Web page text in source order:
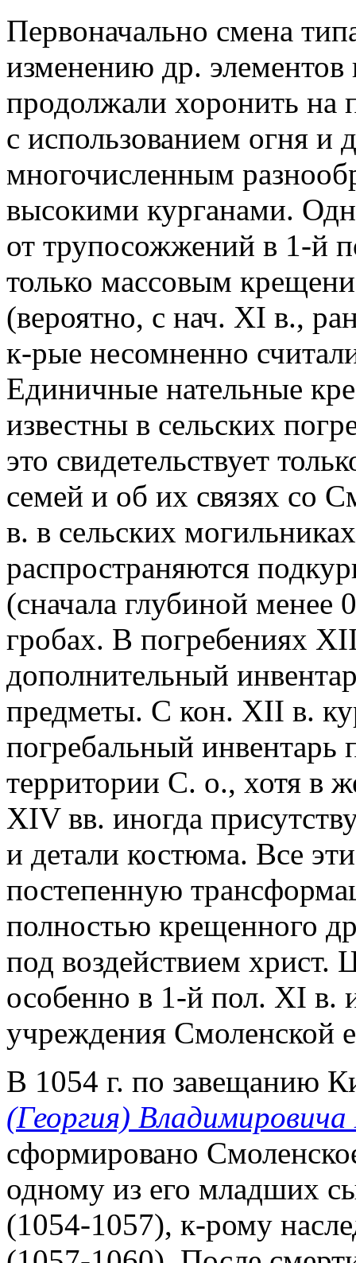
Первоначально смена
изменению др. элементов
продолжали хоронить на
с использованием огня и
многочисленным
высокими курганами.
от трупосожжений в 1-й
только массовым
(вероятно, с нач. XI в.,
к-рые несомненно
Единичные нательные
известны в сельских
это свидетельствует
семей и об их связях со
в. в сельских
распространяются
(сначала глубиной менее
гробах. В погребениях
дополнительный
предметы. С кон. XII в.
погребальный инвентарь
территории С. о., хотя в
XIV вв. иногда
и детали костюма. Все
постепенную
полностью крещенного
под воздействием христ.
особенно в 1-й пол. XI в.
учреждения Смоленской
В 1054 г. по завещанию
(Георгия)
сформировано
одному из его младших
(1054-1057), к-рому